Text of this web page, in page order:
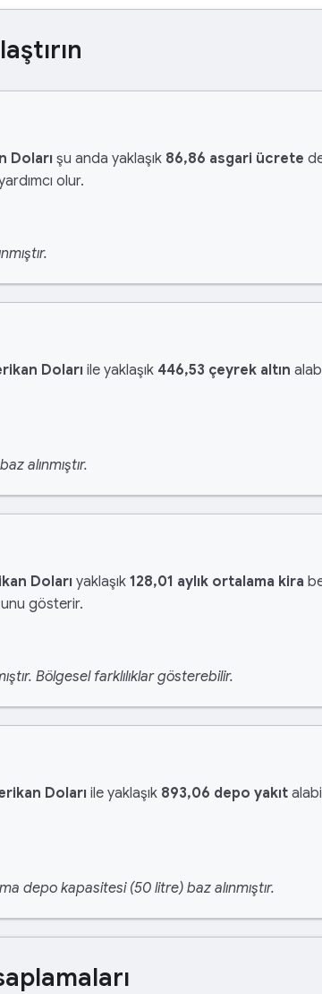
Doları şu anda yaklaşık 86,86 asgari ücrete
olur.
Doları ile yaklaşık 446,53 çeyrek altın
alınmıştır.
Doları yaklaşık 128,01 aylık ortalama kira
gösterir.
Bölgesel farklılıklar gösterebilir.
Doları ile yaklaşık 893,06 depo yakıt
depo kapasitesi (50 litre) baz alınmıştır.